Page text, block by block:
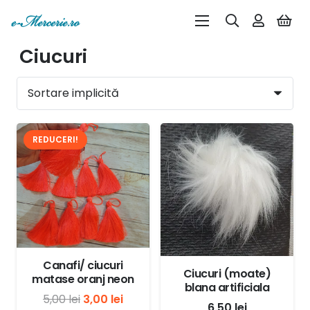
Ciucuri
REDUCERI!
Canafi/ ciucuri
matase oranj neon
5,00lei Prețul
3,00 leiPrețul
Ciucuri (moate)
blana artificiala